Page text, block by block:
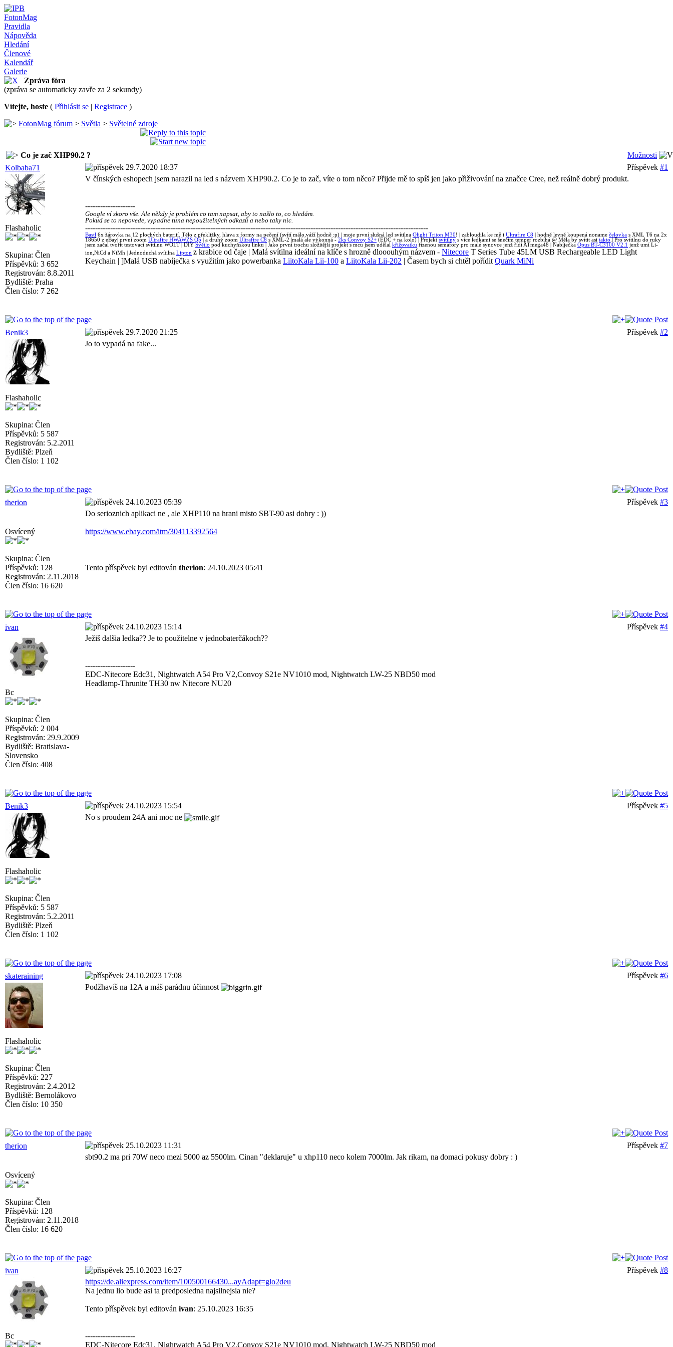
FotonMag
Pravidla
Nápověda
Hledání
Členové
Kalendář
Galerie
Zpráva fóra
(zpráva se automaticky zavře za 2 sekundy)
Vítejte, hoste ( Přihlásit se | Registrace )
FotonMag fórum > Světla > Světelné zdroje
Co je zač XHP90.2 ?
Možnosti
Kolbaba71
29.7.2020 18:37 Příspěvek #1
Flashaholic
Skupina: Člen
Příspěvků: 3 652
Registrován: 8.8.2011
Bydliště: Praha
Člen číslo: 7 262
V čínských eshopech jsem narazil na led s názvem XHP90.2. Co je to zač, víte o tom něco? Přijde mě to spíš jen jako přiživování na značce Cree, než reálně dobrý produkt.
--------------------
Google ví skoro vše. Ale někdy je problém co tam napsat, aby to našlo to, co hledám.
Pokud se to nepovede, vypadne tuna nepoužitelných odkazů a nebo taky nic.
-----------------------------------------------------------------------------------------------------------------------------------------
Bastl 6x žárovka na 12 plochých bateriií. Tělo z překližky, hlava z formy na pečení (svítí málo,váží hodně :p) | moje první slušná led svítilna Olight Triton M30! | zabloudila ke mě i Ultrafire C8 | hodně levně koupená noname čelovka s XML T6 na 2x
18650 z eBay| první zoom Ultrafire HWAWZS Q5 | a druhý zoom Ultrafire C8 s XML-2 |malá ale výkonná - 2ks Convoy S2+ (EDC + na kolo) | Projekt svítilny s více ledkami se šnečím temper rozbíhá @ Měla by svítit asi takto .| Pro svítilnu do ruky
jsem začal tvořit testovací svítilnu WOLT | DIY Světlo pod kuchyňskou linku | Jako první trochu složitější projekt s mcu jsem udělal křižovatku řízenou semafory pro malé synovce jenž řídí ATmega48 | Nabíječka Opus BT-C3100 V2.1 jenž umí Li-
ion,NiCd a NiMh | Jednoduchá svítilna Lipton z krabice od čaje | Malá svítilna ideální na klíče s hrozně dlooouhým názvem - Nitecore T Series Tube 45LM USB Rechargeable LED Light
Keychain | ]Malá USB nabíječka s využitím jako powerbanka LiitoKala Lii-100 a LiitoKala Lii-202 | Časem bych si chtěl pořídit Quark MiNi
Benik3 29.7.2020 21:25 Příspěvek #2
Flashaholic
Skupina: Člen
Příspěvků: 5 587
Registrován: 5.2.2011
Bydliště: Plzeň
Člen číslo: 1 102
Jo to vypadá na fake...
therion 24.10.2023 05:39 Příspěvek #3
Osvícený
Skupina: Člen
Příspěvků: 128
Registrován: 2.11.2018
Člen číslo: 16 620
Do serioznich aplikaci ne , ale XHP110 na hrani misto SBT-90 asi dobry : ))
https://www.ebay.com/itm/304113392564
Tento příspěvek byl editován therion: 24.10.2023 05:41
ivan 24.10.2023 15:14 Příspěvek #4
Bc
Skupina: Člen
Příspěvků: 2 004
Registrován: 29.9.2009
Bydliště: Bratislava-
Slovensko
Člen číslo: 408
Ježiš dalšia ledka?? Je to použitelne v jednobaterčákoch??
--------------------
EDC-Nitecore Edc31, Nightwatch A54 Pro V2,Convoy S21e NV1010 mod, Nightwatch LW-25 NBD50 mod
Headlamp-Thrunite TH30 nw Nitecore NU20
Benik3 24.10.2023 15:54 Příspěvek #5
Flashaholic
Skupina: Člen
Příspěvků: 5 587
Registrován: 5.2.2011
Bydliště: Plzeň
Člen číslo: 1 102
No s proudem 24A ani moc ne
skateraining 24.10.2023 17:08 Příspěvek #6
Flashaholic
Skupina: Člen
Příspěvků: 227
Registrován: 2.4.2012
Bydliště: Bernolákovo
Člen číslo: 10 350
Podžhavíš na 12A a máš parádnu účinnost
therion 25.10.2023 11:31 Příspěvek #7
Osvícený
Skupina: Člen
Příspěvků: 128
Registrován: 2.11.2018
Člen číslo: 16 620
sbt90.2 ma pri 70W neco mezi 5000 az 5500lm. Cinan "deklaruje" u xhp110 neco kolem 7000lm. Jak rikam, na domaci pokusy dobry : )
ivan 25.10.2023 16:27 Příspěvek #8
Bc
https://de.aliexpress.com/item/100500166430...ayAdapt=glo2deu
Na jednu lio bude asi ta predposledna najsilnejsia nie?
Tento příspěvek byl editován ivan: 25.10.2023 16:35
--------------------
EDC-Nitecore Edc31, Nightwatch A54 Pro V2,Convoy S21e NV1010 mod, Nightwatch LW-25 NBD50 mod